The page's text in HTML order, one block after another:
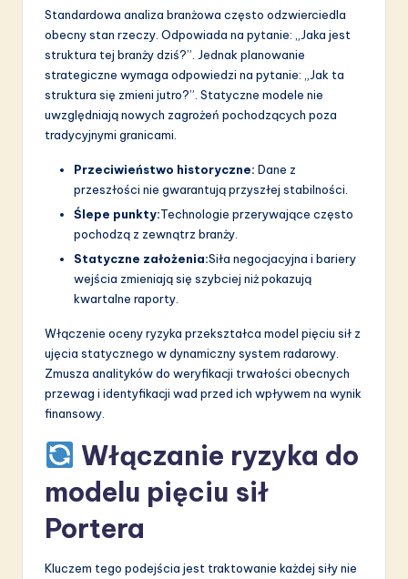
o
Standardowa analiza branżowa często odzwierciedla
obecny stan rzeczy. Odpowiada na pytanie: „Jaka jest
struktura tej branży dziś?”. Jednak planowanie
strategiczne wymaga odpowiedzi na pytanie: „Jak ta
struktura się zmieni jutro?”. Statyczne modele nie
uwzględniają nowych zagrożeń pochodzących poza
tradycyjnymi granicami.
Przeciwieństwo historyczne: Dane z
przeszłości nie gwarantują przyszłej stabilności.
Ślepe punkty:Technologie przerywające często
pochodzą z zewnątrz branży.
Statyczne założenia:Siła negocjacyjna i bariery
wejścia zmieniają się szybciej niż pokazują
kwartalne raporty.
Włączenie oceny ryzyka przekształca model pięciu sił z
ujęcia statycznego w dynamiczny system radarowy.
Zmusza analityków do weryfikacji trwałości obecnych
przewag i identyfikacji wad przed ich wpływem na wynik
finansowy.
Włączanie ryzyka do
modelu pięciu sił
Portera
Kluczem tego podejścia jest traktowanie każdej siły nie